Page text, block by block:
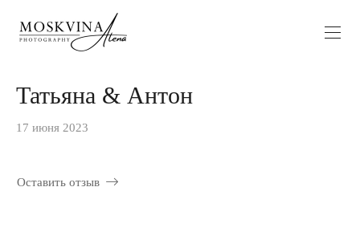
Татьяна & Антон
17 июня 2023
Оставить отзыв